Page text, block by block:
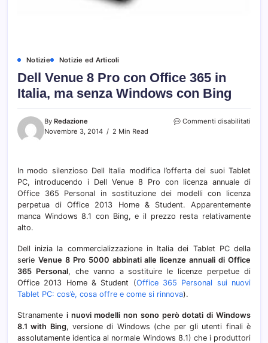
Notizie Notizie ed Articoli
Dell Venue 8 Pro con Office 365 in
Italia, ma senza Windows con Bing
By Redazione
Novembre 3, 2014
2 Min Read
Commenti disabilitati
365
con
In modo silenzioso Dell Italia modifica l’offerta dei suoi Tablet
PC, introducendo i Dell Venue 8 Pro con licenza annuale di
Office 365 Personal in sostituzione dei modelli con licenza
perpetua di Office 2013 Home & Student. Apparentemente
manca Windows 8.1 con Bing, e il prezzo resta relativamente
alto.
Dell inizia la commercializzazione in Italia dei Tablet PC della
serie Venue 8 Pro 5000 abbinati alle licenze annuali di Office
365 Personal, che vanno a sostituire le licenze perpetue di
Office 2013 Home & Student (Office 365 Personal sui nuovi
Tablet PC: cos’è, cosa offre e come si rinnova).
Stranamente i nuovi modelli non sono però dotati di Windows
8.1 with Bing, versione di Windows (che per gli utenti finali è
assolutamente identica al normale Windows 8.1) che i produttori